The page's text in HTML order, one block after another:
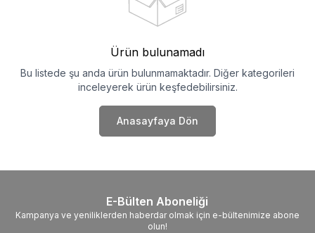
Ürün bulunamadı
Bu listede şu anda ürün bulunmamaktadır. Diğer kategorileri
inceleyerek ürün keşfedebilirsiniz.
Anasayfaya Dön
E-Bülten Aboneliği
Kampanya ve yeniliklerden haberdar olmak için e-bültenimize abone
olun!